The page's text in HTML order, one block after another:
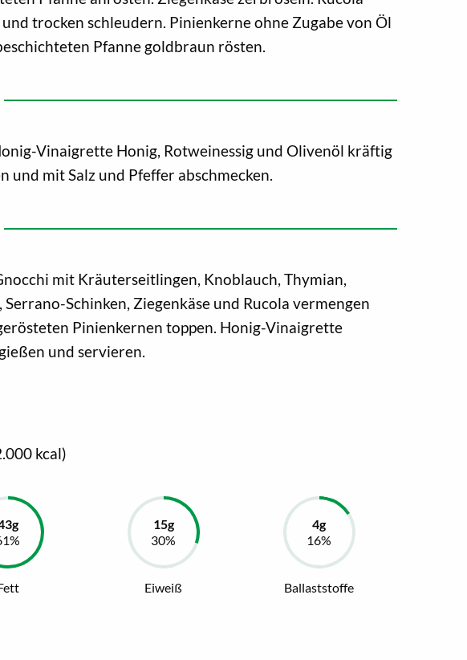
trocken schleudern. Pinienkerne ohne Zugabe von Öl
Pfanne goldbraun rösten.
Vinaigrette Honig, Rotweinessig und Olivenöl kräftig
und mit Salz und Pfeffer abschmecken.
mit Kräuterseitlingen, Knoblauch, Thymian,
Serrano-Schinken, Ziegenkäse und Rucola vermengen
Pinienkernen toppen. Honig-Vinaigrette
und servieren.
kcal)
Eiweiß Ballaststoffe